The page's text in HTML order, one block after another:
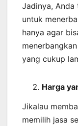
Jadinya, Anda
untuk
hanya agar
yang cukup
Harga
Jikalau
memilih jasa